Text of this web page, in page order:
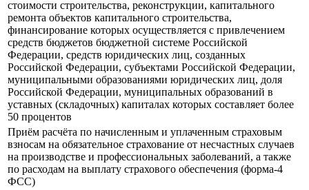
стоимости строительства, реконструкции, капитального
ремонта объектов капитального строительства,
финансирование которых осуществляется с привлечением
средств бюджетов бюджетной системе Российской
Федерации, средств юридических лиц, созданных
Российской Федерации, субъектами Российской Федерации,
муниципальными образованиями юридических лиц, доля
Российской Федерации, муниципальных образований в
уставных (складочных) капиталах которых составляет более
50 процентов
Приём расчёта по начисленным и уплаченным страховым
взносам на обязательное страхование от несчастных случаев
на производстве и профессиональных заболеваний, а также
по расходам на выплату страхового обеспечения (форма-4
ФСС)